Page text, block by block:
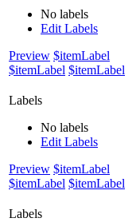
No labels
Edit Labels
Preview $itemLabel
$itemLabel $itemLabel
Labels
No labels
Edit Labels
Preview $itemLabel
$itemLabel $itemLabel
Labels